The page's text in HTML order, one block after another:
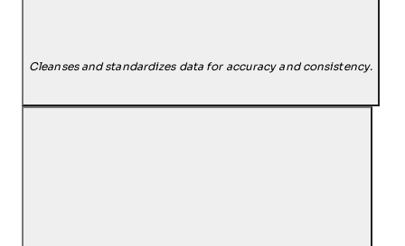
Cleanses and standardizes data for accuracy and consistency.